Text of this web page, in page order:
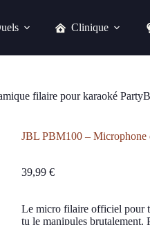
Clinique
filaire pour karaoké
JBL PBM100 – Microphone
39,99 €
Le micro filaire officiel pour
tu le manipules brutalement.